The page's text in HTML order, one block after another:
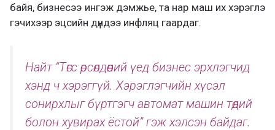
байя, бизнесээ ингэж дэмжье, та нар маш их хэрэглэ
гэчихээр эцсийн дүндээ инфляц гаардаг.
Найт “Төгс өрсөлдөөний үед бизнес эрхлэгчид
хэнд ч хэрэггүй. Хэрэглэгчийн хүсэл
сонирхлыг бүртгэгч автомат машин төдий
болон хувирах ёстой” гэж хэлсэн байдаг.